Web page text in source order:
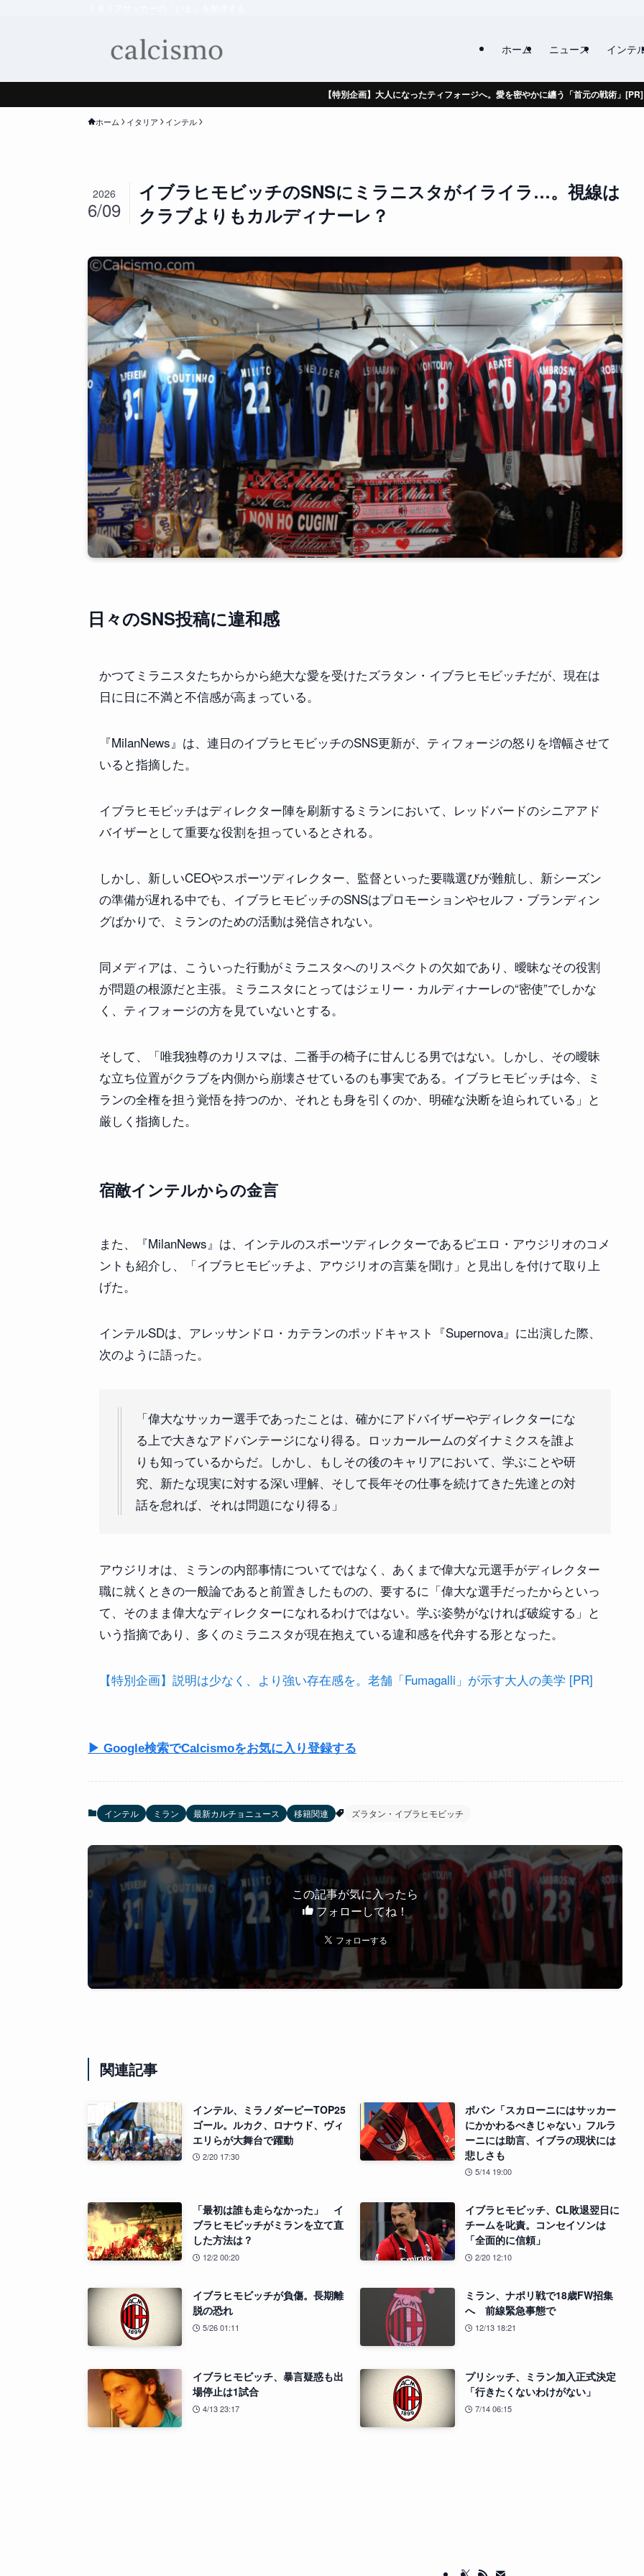
ホーム ニュース インテ
【特別企画】大人になったティフォージへ。愛を密やかに纏う「首元の戦術」[PR]
ホーム イタリア インテル
イブラヒモビッチのSNSにミラニスタがイライラ…。視線は
クラブよりもカルディナーレ？
2026
6/09
日々のSNS投稿に違和感
かつてミラニスタたちからから絶大な愛を受けたズラタン・イブラヒモビッチだが、現在は
日に日に不満と不信感が高まっている。
『MilanNews』は、連日のイブラヒモビッチのSNS更新が、ティフォージの怒りを増幅させて
いると指摘した。
イブラヒモビッチはディレクター陣を刷新するミランにおいて、レッドバードのシニアアド
バイザーとして重要な役割を担っているとされる。
しかし、新しいCEOやスポーツディレクター、監督といった要職選びが難航し、新シーズン
の準備が遅れる中でも、イブラヒモビッチのSNSはプロモーションやセルフ・ブランディン
グばかりで、ミランのための活動は発信されない。
同メディアは、こういった行動がミラニスタへのリスペクトの欠如であり、曖昧なその役割
が問題の根源だと主張。ミラニスタにとってはジェリー・カルディナーレの“密使”でしかな
く、ティフォージの方を見ていないとする。
そして、「唯我独尊のカリスマは、二番手の椅子に甘んじる男ではない。しかし、その曖昧
な立ち位置がクラブを内側から崩壊させているのも事実である。イブラヒモビッチは今、ミ
ランの全権を担う覚悟を持つのか、それとも身を引くのか、明確な決断を迫られている」と
厳しく指摘した。
宿敵インテルからの金言
また、『MilanNews』は、インテルのスポーツディレクターであるピエロ・アウジリオのコメ
ントも紹介し、「イブラヒモビッチよ、アウジリオの言葉を聞け」と見出しを付けて取り上
げた。
インテルSDは、アレッサンドロ・カテランのポッドキャスト『Supernova』に出演した際、
次のように語った。
「偉大なサッカー選手であったことは、確かにアドバイザーやディレクターにな
る上で大きなアドバンテージになり得る。ロッカールームのダイナミクスを誰よ
りも知っているからだ。しかし、もしその後のキャリアにおいて、学ぶことや研
究、新たな現実に対する深い理解、そして長年その仕事を続けてきた先達との対
話を怠れば、それは問題になり得る」
アウジリオは、ミランの内部事情についてではなく、あくまで偉大な元選手がディレクター
職に就くときの一般論であると前置きしたものの、要するに「偉大な選手だったからといっ
て、そのまま偉大なディレクターになれるわけではない。学ぶ姿勢がなければ破綻する」と
いう指摘であり、多くのミラニスタが現在抱えている違和感を代弁する形となった。
【特別企画】説明は少なく、より強い存在感を。老舗「Fumagalli」が示す大人の美学 [PR]
▶ Google検索でCalcismoをお気に入り登録する
インテル ミラン 最新カルチョニュース 移籍関連 ズラタン・イブラヒモビッチ
この記事が気に入ったら
フォローしてね！
関連記事
インテル、ミラノダービーTOP25
ゴール。ルカク、ロナウド、ヴィ
エリらが大舞台で躍動
2/20 17:30
ボバン「スカローニにはサッカー
にかかわるべきじゃない」フルラ
ーニには助言、イブラの現状には
悲しさも
5/14 19:00
「最初は誰も走らなかった」 イ
ブラヒモビッチがミランを立て直
した方法は？
12/2 00:20
イブラヒモビッチ、CL敗退翌日に
チームを叱責。コンセイソンは
「全面的に信頼」
2/20 12:10
イブラヒモビッチが負傷。長期離
脱の恐れ
5/26 01:11
ミラン、ナポリ戦で18歳FW招集
へ 前線緊急事態で
12/13 18:21
イブラヒモビッチ、暴言疑惑も出
場停止は1試合
4/13 23:17
プリシッチ、ミラン加入正式決定
「行きたくないわけがない」
7/14 06:15